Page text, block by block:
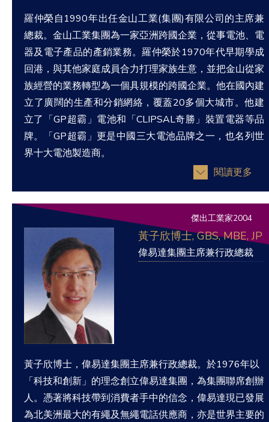
羅仲榮自1990年出任金山工業(集團)有限公司的主席兼
總裁。金山工業集團為一家亞洲跨國企業，從事電池、電
器及電子產品的產銷業務。羅仲榮於1970年代早期學成
回港，與其他家庭成員合力打理家族生意，並把金山從家
族經營的業務轉型為一個具規模的跨國企業。他在國內建
立了廣闊的生產和分銷網絡，覆蓋20多個大城市。他建
立了「GP超霸」電池和「CLIPSAL奇勝」裝置電器等品
牌。「GP超霸」更是中國三大電池品牌之一，也名列世
界十大電池製造商。
閱讀更多
傑出工業家2004
黃子欣博士, GBS, MBE, JP
偉易達集團主席兼行政總裁
黃子欣博士，偉易達集團主席兼行政總裁。於1976年以
「科技和創新」的理念創立偉易達集團，為集團聯席創辦
人。憑著將科技帶到消費者手中的信念，偉易達現已發展
為北美洲最大的有繩及無繩電話供應商，亦是世界主要的